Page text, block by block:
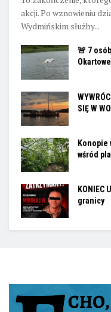
akcji. Po wznowieniu
Wydmińskim służby...
🚨 7
SIĘ W
Konopie
wśród
KONIEC
granicy